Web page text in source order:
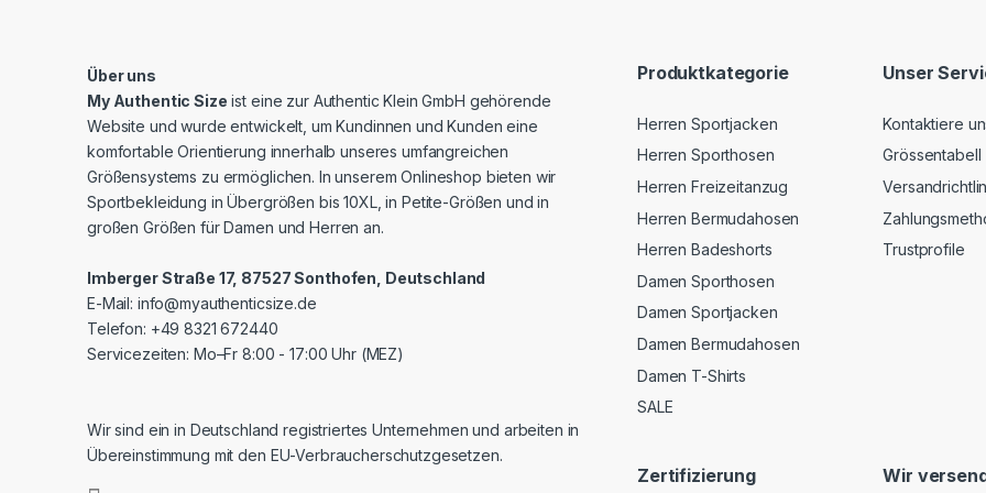
Über uns
My Authentic Size ist eine zur Authentic Klein GmbH gehörende
Website und wurde entwickelt, um Kundinnen und Kunden eine
komfortable Orientierung innerhalb unseres umfangreichen
Größensystems zu ermöglichen. In unserem Onlineshop bieten wir
Sportbekleidung in Übergrößen bis 10XL, in Petite-Größen und in
großen Größen für Damen und Herren an.
Imberger Straße 17, 87527 Sonthofen, Deutschland
E-Mail: info@myauthenticsize.de
Telefon: +49 8321 672440
Servicezeiten: Mo–Fr 8:00 - 17:00 Uhr (MEZ)
Wir sind ein in Deutschland registriertes Unternehmen und arbeiten in
Übereinstimmung mit den EU-Verbraucherschutzgesetzen.
Produktkategorie
Herren Sportjacken
Herren Sporthosen
Herren Freizeitanzug
Herren Bermudahosen
Herren Badeshorts
Damen Sporthosen
Damen Sportjacken
Damen Bermudahosen
Damen T-Shirts
SALE
Unser
Kontaktiere
Grössentabell
Trustprofile
Zertifizierung Wir